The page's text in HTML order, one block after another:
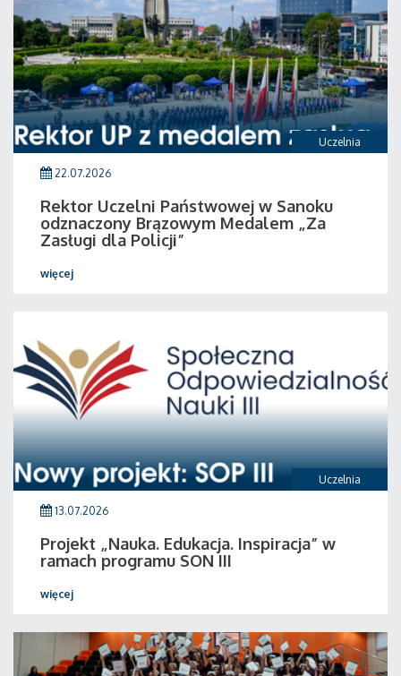
Uczelnia
22.07.2026
Rektor Uczelni Państwowej w Sanoku
odznaczony Brązowym Medalem „Za
Zasługi dla Policji”
więcej
Uczelnia
13.07.2026
Projekt „Nauka. Edukacja. Inspiracja” w
ramach programu SON III
więcej